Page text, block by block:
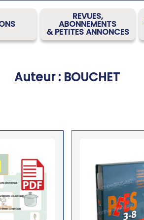
REVUES,
ABONNEMENTS
& PETITES ANNONCES
Auteur : BOUCHET